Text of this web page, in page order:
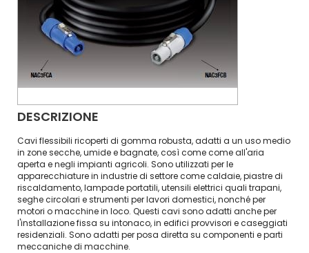
DESCRIZIONE
Cavi flessibili ricoperti di gomma robusta, adatti a un uso medio
in zone secche, umide e bagnate, così come come all'aria
aperta e negli impianti agricoli. Sono utilizzati per le
apparecchiature in industrie di settore come caldaie, piastre di
riscaldamento, lampade portatili, utensili elettrici quali trapani,
seghe circolari e strumenti per lavori domestici, nonché per
motori o macchine in loco. Questi cavi sono adatti anche per
l'installazione fissa su intonaco, in edifici provvisori e caseggiati
residenziali. Sono adatti per posa diretta su componenti e parti
meccaniche di macchine.